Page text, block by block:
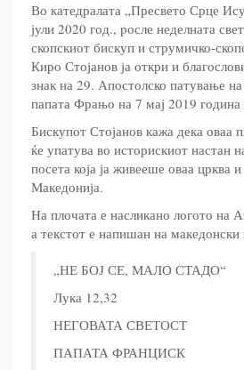
Во катедралата „Пресвето Срце
јули 2020 год., pосле неделната
скопскиот бискуп и струмичко-
Киро Стојанов ја откри и
знак на 29. Апостолско патување
папата Фрањо на 7 мај 2019 година
Бискупот Стојанов кажа дека оваа
ќе упатува во историскиот настан
посета која ја живееше оваа црква
Македонија.
На плочата е насликано логото на
а текстот е напишан на македонски
„НЕ БОЈ СЕ, МАЛО СТАДО“
Лука 12,32
НЕГОВАТА СВЕТОСТ
ПАПАТА ФРАНЦИСК